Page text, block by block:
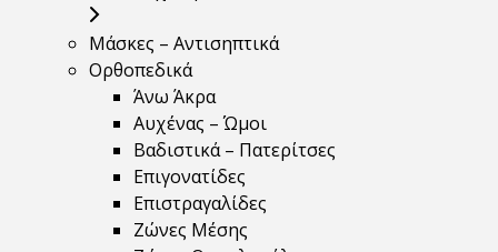
Μάσκες – Αντισηπτικά
Ορθοπεδικά
Άνω Άκρα
Αυχένας – Ώμοι
Βαδιστικά – Πατερίτσες
Επιγονατίδες
Επιστραγαλίδες
Ζώνες Μέσης